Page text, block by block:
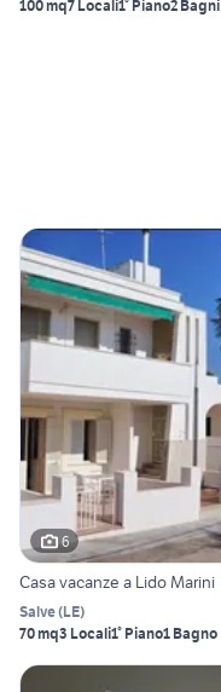
100 mq7 Locali1° Piano2 Bagni
6
Casa vacanze a Lido Marini
Salve(LE)
70 mq3 Locali1° Piano1 Bagno